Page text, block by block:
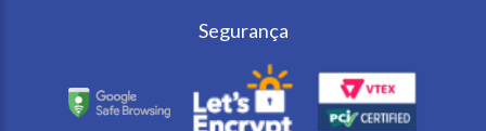
Segurança